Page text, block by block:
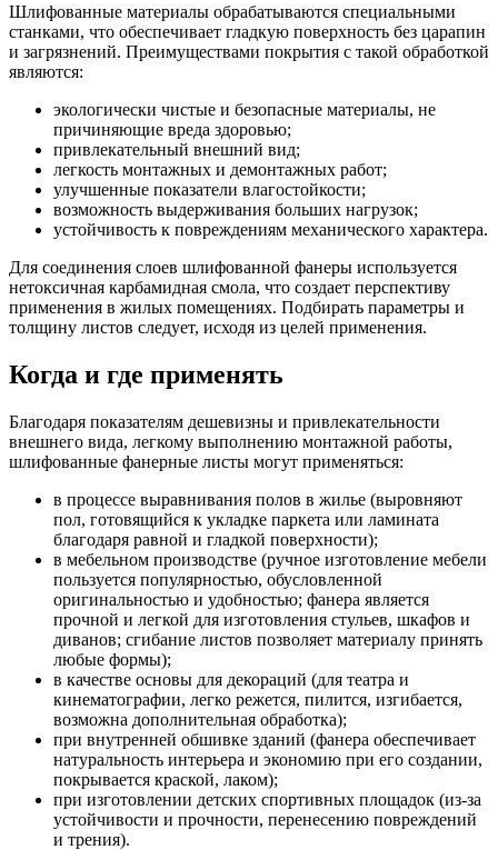
Шлифованные материалы обрабатываются специальными
станками, что обеспечивает гладкую поверхность без царапин
и загрязнений. Преимуществами покрытия с такой обработкой
являются:
экологически чистые и безопасные материалы, не
причиняющие вреда здоровью;
привлекательный внешний вид;
легкость монтажных и демонтажных работ;
улучшенные показатели влагостойкости;
возможность выдерживания больших нагрузок;
устойчивость к повреждениям механического характера.
Для соединения слоев шлифованной фанеры используется
нетоксичная карбамидная смола, что создает перспективу
применения в жилых помещениях. Подбирать параметры и
толщину листов следует, исходя из целей применения.
Когда и где применять
Благодаря показателям дешевизны и привлекательности
внешнего вида, легкому выполнению монтажной работы,
шлифованные фанерные листы могут применяться:
в процессе выравнивания полов в жилье (выровняют
пол, готовящийся к укладке паркета или ламината
благодаря равной и гладкой поверхности);
в мебельном производстве (ручное изготовление мебели
пользуется популярностью, обусловленной
оригинальностью и удобностью; фанера является
прочной и легкой для изготовления стульев, шкафов и
диванов; сгибание листов позволяет материалу принять
любые формы);
в качестве основы для декораций (для театра и
кинематографии, легко режется, пилится, изгибается,
возможна дополнительная обработка);
при внутренней обшивке зданий (фанера обеспечивает
натуральность интерьера и экономию при его создании,
покрывается краской, лаком);
при изготовлении детских спортивных площадок (из-за
устойчивости и прочности, перенесению повреждений
и трения).